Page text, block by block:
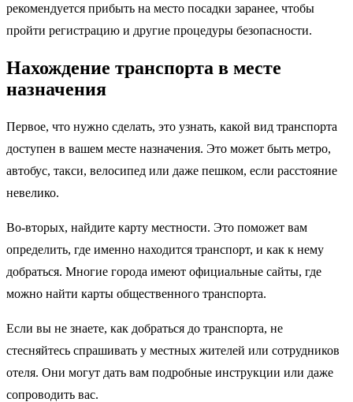
рекомендуется прибыть на место посадки заранее, чтобы
пройти регистрацию и другие процедуры безопасности.
Нахождение транспорта в месте
назначения
Первое, что нужно сделать, это узнать, какой вид транспорта
доступен в вашем месте назначения. Это может быть метро,
автобус, такси, велосипед или даже пешком, если расстояние
невелико.
Во-вторых, найдите карту местности. Это поможет вам
определить, где именно находится транспорт, и как к нему
добраться. Многие города имеют официальные сайты, где
можно найти карты общественного транспорта.
Если вы не знаете, как добраться до транспорта, не
стесняйтесь спрашивать у местных жителей или сотрудников
отеля. Они могут дать вам подробные инструкции или даже
сопроводить вас.